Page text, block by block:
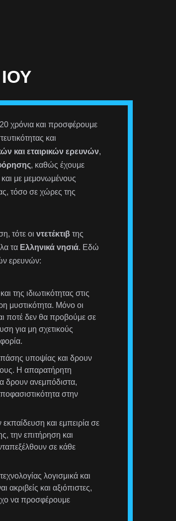
χρόνια και προσφέρουμε
και
και εταιρικών ερευνών,
, καθώς έχουμε
και με μεμονωμένους
τόσο σε χώρες της
τότε οι ντετέκτιβτης
τα Ελληνικά νησιά. Εδώ
ερευνών:
της ιδιωτικότητας στις
μυστικότητα. Μόνο οι
ποτέ δεν θα προβούμε σε
για μη σχετικούς
υποψίας και δρουν
Η απαρατήρητη
δρουν ανεμπόδιστα,
στην
και εμπειρία σε
την επιτήρηση και
σε κάθε
λογισμικά και
ακριβείς και αξιόπιστες,
να προσφέρουμε